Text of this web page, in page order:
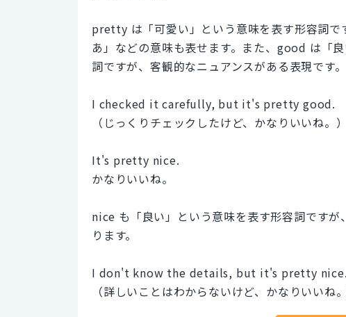
pretty は「可愛い」という意味を表す形容詞で
あ」などの意味も表せます。また、good は「
詞ですが、客観的なニュアンスがある表現です。
I checked it carefully, but it's pretty good.
（じっくりチェックしたけど、かなりいいね。）
It's pretty nice.
かなりいいね。
nice も「良い」という意味を表す形容詞です
ります。
I don't know the details, but it's pretty nice.
（詳しいことはわからないけど、かなりいいね。